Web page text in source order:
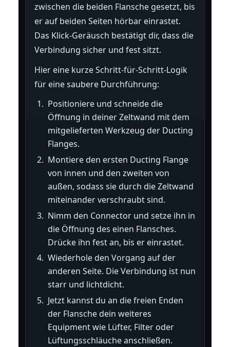
zwischen die beiden Flansche gesetzt, bis
er auf beiden Seiten hörbar einrastet.
Das Klick-Geräusch bestätigt dir, dass die
Verbindung sicher und fest sitzt.
Hier eine kurze Schritt-für-Schritt-Logik
für eine saubere Durchführung:
Positioniere und schneide die
Öffnung in deiner Zeltwand mit dem
mitgelieferten Werkzeug der Ducting
Flanges.
Montiere den ersten Ducting Flange
von innen und den zweiten von
außen, sodass sie durch die Zeltwand
miteinander verschraubt sind.
Nimm den Connector und setze ihn in
die Öffnung des einen Flansches.
Drücke ihn fest an, bis er einrastet.
Wiederhole den Vorgang auf der
anderen Seite. Die Verbindung ist nun
starr und lichtdicht.
Jetzt kannst du an die freien Enden
der Flansche dein weiteres
Equipment wie Lüfter, Filter oder
Lüftungsschläuche anschließen.